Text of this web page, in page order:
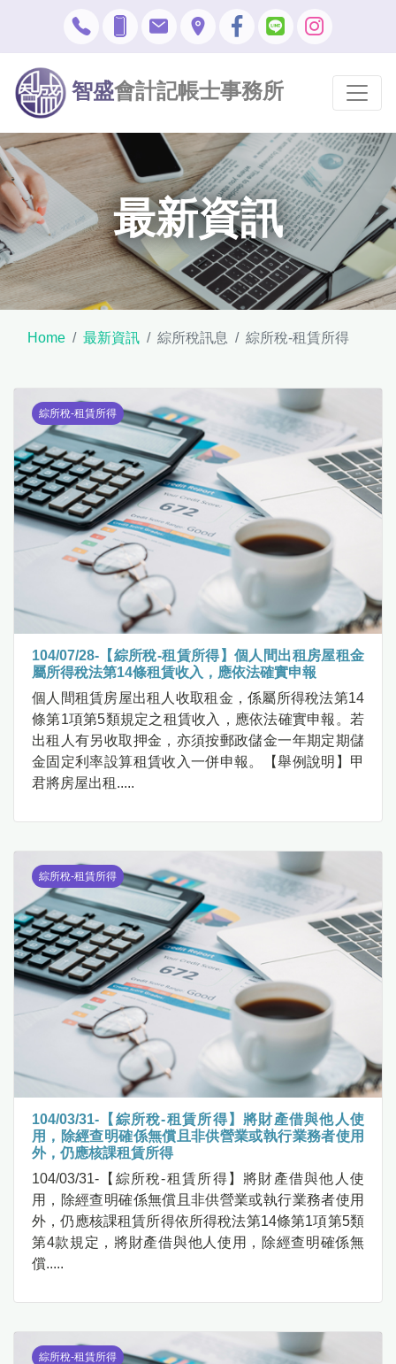
智盛會計記帳士事務所
最新資訊
Home 最新資訊 綜所稅訊息 綜所稅-租賃所得
綜所稅-租賃所得
104/07/28-【綜所稅-租賃所得】個人間出租房屋租金
屬所得稅法第14條租賃收入，應依法確實申報
個人間租賃房屋出租人收取租金，係屬所得稅法第14
條第1項第5類規定之租賃收入，應依法確實申報。若
出租人有另收取押金，亦須按郵政儲金一年期定期儲
金固定利率設算租賃收入一併申報。【舉例說明】甲
君將房屋出租.....
綜所稅-租賃所得
104/03/31-【綜所稅-租賃所得】將財產借與他人使
用，除經查明確係無償且非供營業或執行業務者使用
外，仍應核課租賃所得
104/03/31-【綜所稅-租賃所得】將財產借與他人使
用，除經查明確係無償且非供營業或執行業務者使用
外，仍應核課租賃所得依所得稅法第14條第1項第5類
第4款規定，將財產借與他人使用，除經查明確係無
償.....
綜所稅-租賃所得